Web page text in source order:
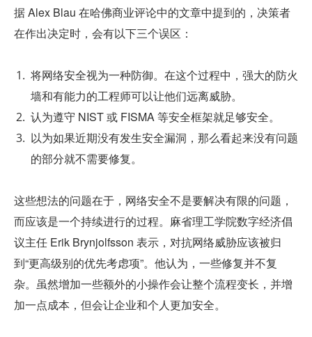
据 Alex Blau 在哈佛商业评论中的文章中提到的，决策者
在作出决定时，会有以下三个误区：
将网络安全视为一种防御。在这个过程中，强大的防火
墙和有能力的工程师可以让他们远离威胁。
认为遵守 NIST 或 FISMA 等安全框架就足够安全。
以为如果近期没有发生安全漏洞，那么看起来没有问题
的部分就不需要修复。
这些想法的问题在于，网络安全不是要解决有限的问题，
而应该是一个持续进行的过程。麻省理工学院数字经济倡
议主任 Erik Brynjolfsson 表示，对抗网络威胁应该被归
到“更高级别的优先考虑项”。他认为，一些修复并不复
杂。虽然增加一些额外的小操作会让整个流程变长，并增
加一点成本，但会让企业和个人更加安全。